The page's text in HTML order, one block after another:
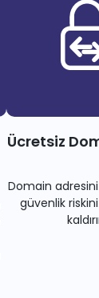
Ücretsiz
Domain
güvenlik